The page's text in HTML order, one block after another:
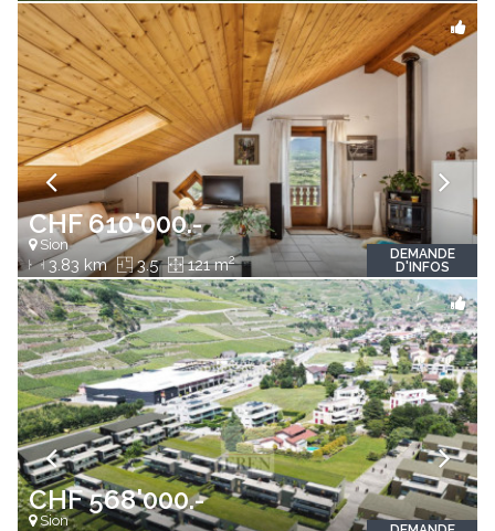
CHF 610'000.-
Sion
3.83 km 3.5 121 m2
DEMANDE
D'INFOS
CHF 568'000.-
Sion